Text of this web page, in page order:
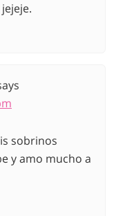
sobrinos
y amo mucho a